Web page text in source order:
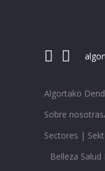
Algortako
Sobre
Sectores |
Belleza